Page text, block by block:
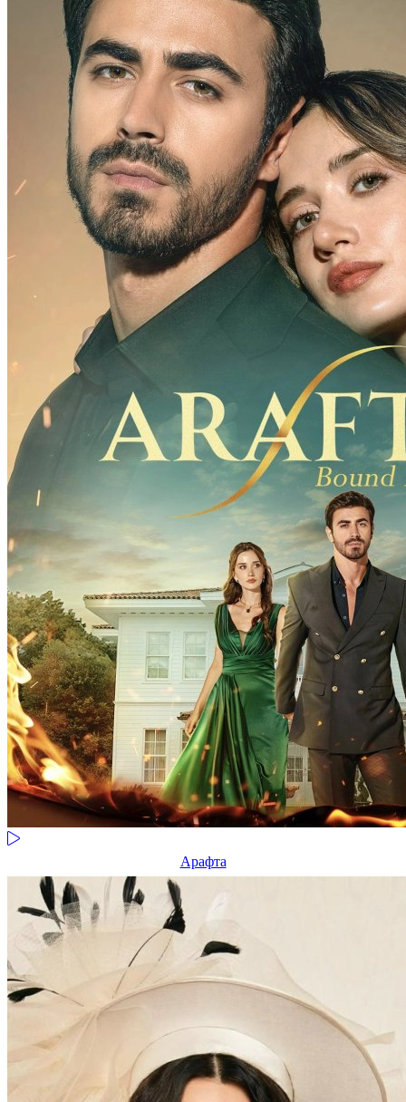
Арафта